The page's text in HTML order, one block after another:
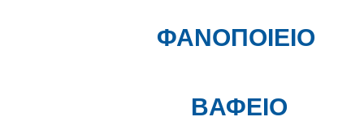
ΦΑΝΟΠΟΙΕΙΟ
ΒΑΦΕΙΟ